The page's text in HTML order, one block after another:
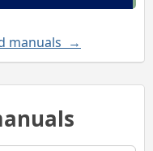
manuals →